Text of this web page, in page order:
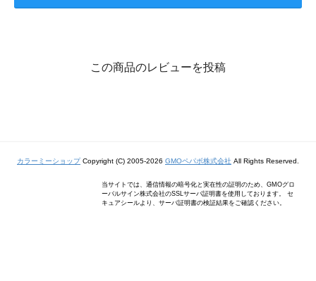
この商品のレビューを投稿
カラーミーショップCopyright (C) 2005-2026 GMOペパボ株式会社 All Rights Reserved.
当サイトでは、通信情報の暗号化と実在性の証明のため、GMOグロ
ーバルサイン株式会社のSSLサーバ証明書を使用しております。 セ
キュアシールより、サーバ証明書の検証結果をご確認ください。